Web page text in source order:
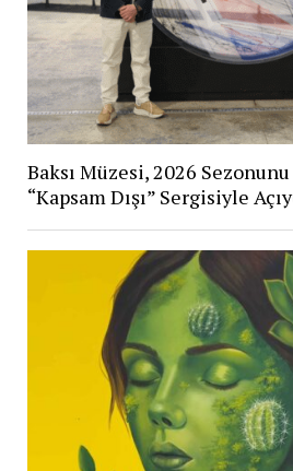
Baksı Müzesi, 2026
“Kapsam Dışı” Sergisiyle